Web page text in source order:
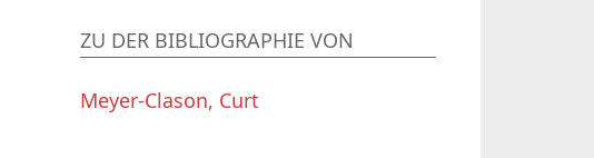
ZU DER BIBLIOGRAPHIE VON
Meyer-Clason, Curt